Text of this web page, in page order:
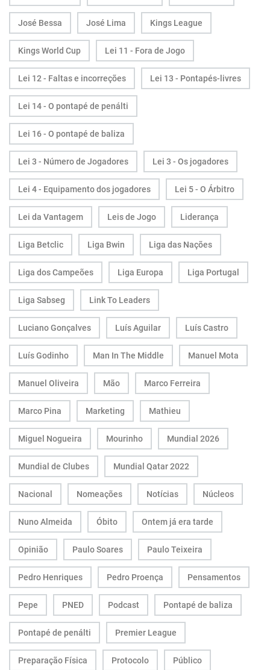
José Bessa José Lima Kings League
Kings World Cup Lei 11 - Fora de Jogo
Lei 12 - Faltas e incorreções Lei 13 - Pontapés-livres
Lei 14 - O pontapé de penálti
Lei 16 - O pontapé de baliza
Lei 3 - Número de Jogadores Lei 3 - Os jogadores
Lei 4 - Equipamento dos jogadores Lei 5 - O Árbitro
Lei da Vantagem Leis de Jogo Liderança
Liga Betclic Liga Bwin Liga das Nações
Liga dos Campeões Liga Europa Liga Portugal
Liga Sabseg Link To Leaders
Luciano Gonçalves Luís Aguilar Luís Castro
Luís Godinho Man In The Middle Manuel Mota
Manuel Oliveira Mão Marco Ferreira
Marco Pina Marketing Mathieu
Miguel Nogueira Mourinho Mundial 2026
Mundial de Clubes Mundial Qatar 2022
Nacional Nomeações Notícias Núcleos
Nuno Almeida Óbito Ontem já era tarde
Opinião Paulo Soares Paulo Teixeira
Pedro Henriques Pedro Proença Pensamentos
Pepe PNED Podcast Pontapé de baliza
Pontapé de penálti Premier League
Preparação Física Protocolo Público